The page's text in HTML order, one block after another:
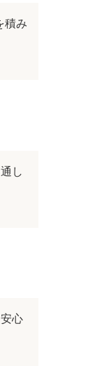
積み
し
心